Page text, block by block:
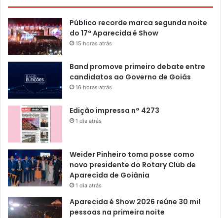
Público recorde marca segunda noite
do 17º Aparecida é Show
15 horas atrás
Band promove primeiro debate entre
candidatos ao Governo de Goiás
16 horas atrás
Edição impressa n° 4273
1 dia atrás
Weider Pinheiro toma posse como
novo presidente do Rotary Club de
Aparecida de Goiânia
1 dia atrás
Aparecida é Show 2026 reúne 30 mil
pessoas na primeira noite